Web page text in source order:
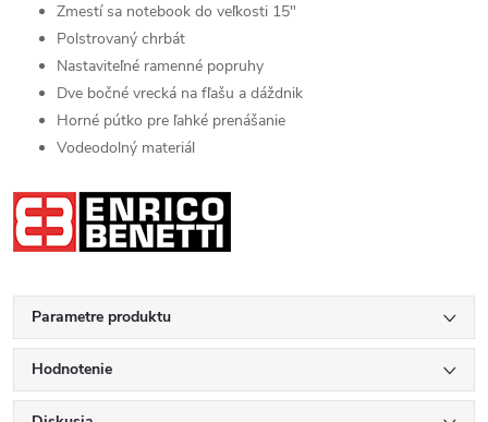
Zmestí sa notebook do veľkosti 15"
Polstrovaný chrbát
Nastaviteľné ramenné popruhy
Dve bočné vrecká na fľašu a dáždnik
Horné pútko pre ľahké prenášanie
Vodeodolný materiál
Parametre produktu
Hodnotenie